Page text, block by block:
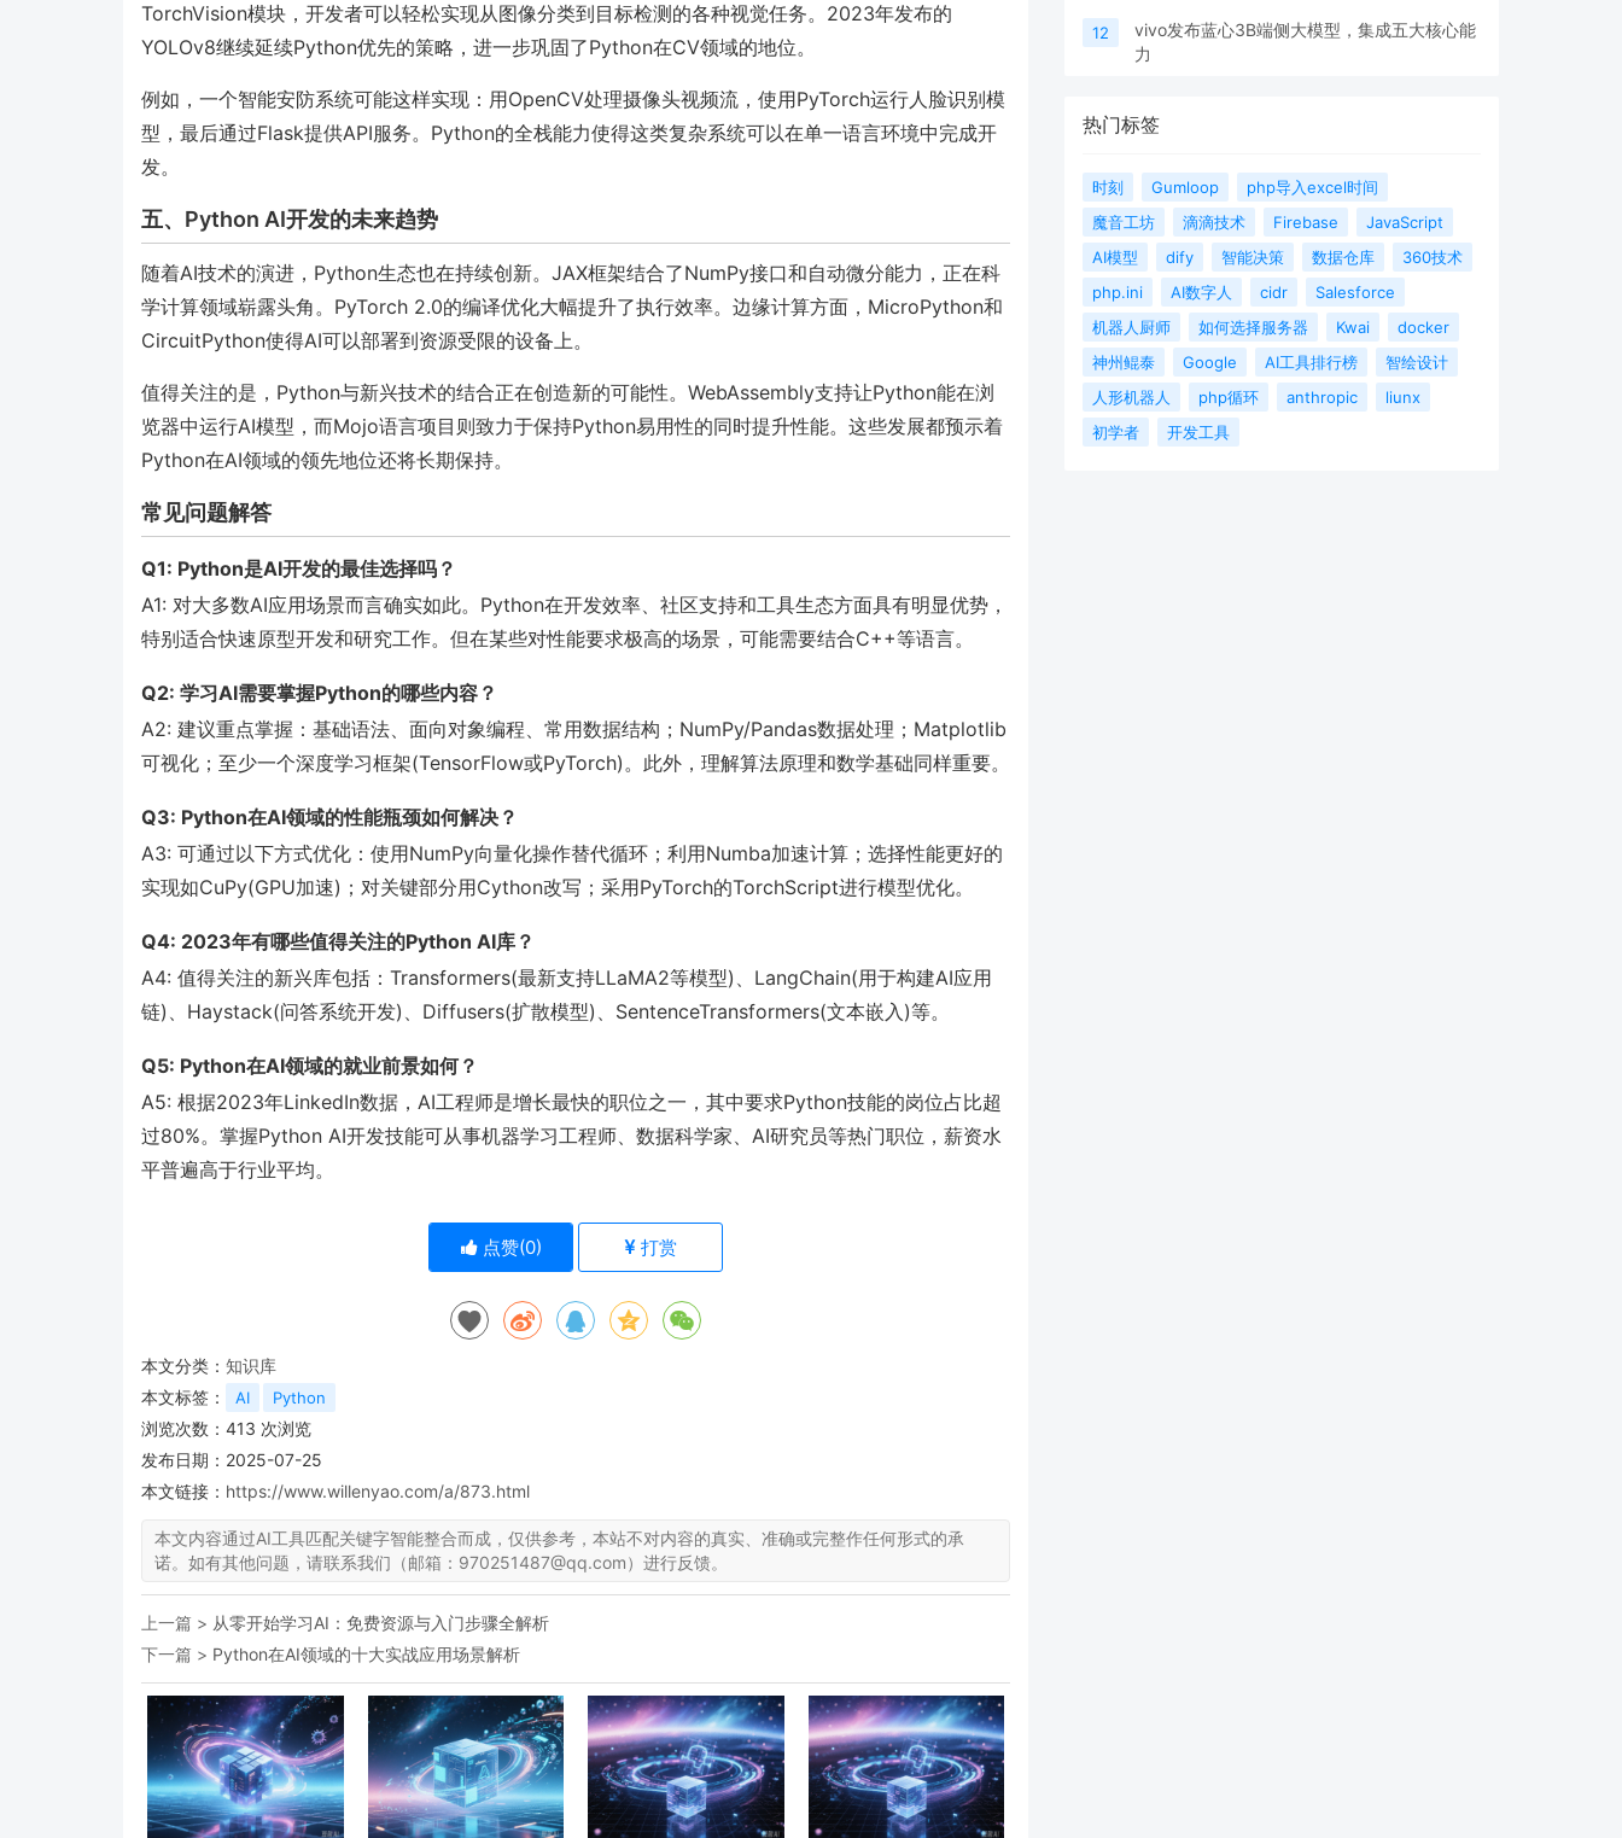
TorchVision模块，开发者可以轻松实现从图像分类到目标检测的各种视觉任务。2023年发布的
YOLOv8继续延续Python优先的策略，进一步巩固了Python在CV领域的地位。
例如，一个智能安防系统可能这样实现：用OpenCV处理摄像头视频流，使用PyTorch运行人脸识别模
型，最后通过Flask提供API服务。Python的全栈能力使得这类复杂系统可以在单一语言环境中完成开
发。
五、Python AI开发的未来趋势
随着AI技术的演进，Python生态也在持续创新。JAX框架结合了NumPy接口和自动微分能力，正在科
学计算领域崭露头角。PyTorch 2.0的编译优化大幅提升了执行效率。边缘计算方面，MicroPython和
CircuitPython使得AI可以部署到资源受限的设备上。
值得关注的是，Python与新兴技术的结合正在创造新的可能性。WebAssembly支持让Python能在浏
览器中运行AI模型，而Mojo语言项目则致力于保持Python易用性的同时提升性能。这些发展都预示着
Python在AI领域的领先地位还将长期保持。
常见问题解答
Q1: Python是AI开发的最佳选择吗？
A1: 对大多数AI应用场景而言确实如此。Python在开发效率、社区支持和工具生态方面具有明显优势，
特别适合快速原型开发和研究工作。但在某些对性能要求极高的场景，可能需要结合C++等语言。
Q2: 学习AI需要掌握Python的哪些内容？
A2: 建议重点掌握：基础语法、面向对象编程、常用数据结构；NumPy/Pandas数据处理；Matplotlib
可视化；至少一个深度学习框架(TensorFlow或PyTorch)。此外，理解算法原理和数学基础同样重要。
Q3: Python在AI领域的性能瓶颈如何解决？
A3: 可通过以下方式优化：使用NumPy向量化操作替代循环；利用Numba加速计算；选择性能更好的
实现如CuPy(GPU加速)；对关键部分用Cython改写；采用PyTorch的TorchScript进行模型优化。
Q4: 2023年有哪些值得关注的Python AI库？
A4: 值得关注的新兴库包括：Transformers(最新支持LLaMA2等模型)、LangChain(用于构建AI应用
链)、Haystack(问答系统开发)、Diffusers(扩散模型)、SentenceTransformers(文本嵌入)等。
Q5: Python在AI领域的就业前景如何？
A5: 根据2023年LinkedIn数据，AI工程师是增长最快的职位之一，其中要求Python技能的岗位占比超
过80%。掌握Python AI开发技能可从事机器学习工程师、数据科学家、AI研究员等热门职位，薪资水
平普遍高于行业平均。
点赞(0) 打赏
本文分类： 知识库
本文标签：
AI Python
浏览次数： 413 次浏览
发布日期：2025-07-25
本文链接： https://www.willenyao.com/a/873.html
本文内容通过AI工具匹配关键字智能整合而成，仅供参考，本站不对内容的真实、准确或完整作任何形式的承
诺。如有其他问题，请联系我们（邮箱：970251487@qq.com）进行反馈。
上一篇 > 从零开始学习AI：免费资源与入门步骤全解析
下一篇 > Python在AI领域的十大实战应用场景解析
12
vivo发布蓝心3B端侧大模型，集成五大核心能
力
热门标签
时刻 Gumloop
php导入excel时间
魔音工坊
滴滴技术 Firebase
JavaScript
AI模型
dify 智能决策 数据仓库
360技术
php.ini
AI数字人 cidr
Salesforce
机器人厨师
如何选择服务器 Kwai
docker
神州鲲泰
Google AI工具排行榜
智绘设计
人形机器人
php循环 anthropic
liunx
初学者
开发工具